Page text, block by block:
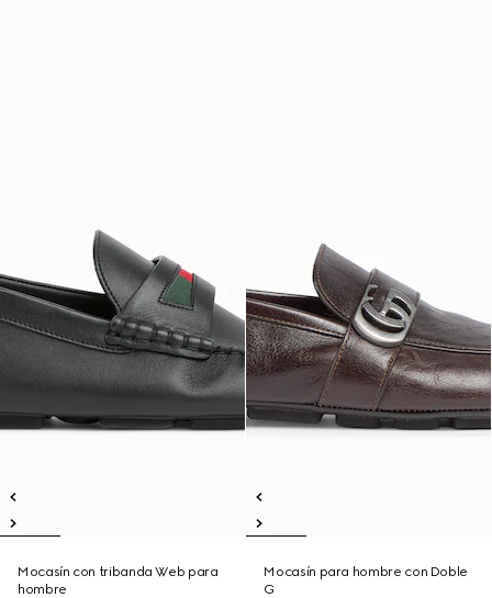
Mocasín con tribanda Web para
hombre
Mocasín para hombre con Doble
G